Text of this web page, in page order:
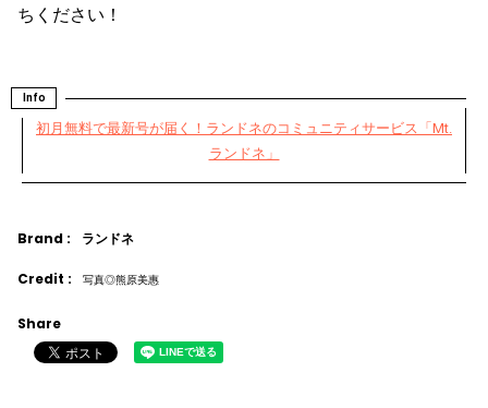
ちください！
Info
初月無料で最新号が届く！ランドネのコミュニティサービス「Mt.
ランドネ」
Brand : ランドネ
Credit : 写真◎熊原美惠
Share